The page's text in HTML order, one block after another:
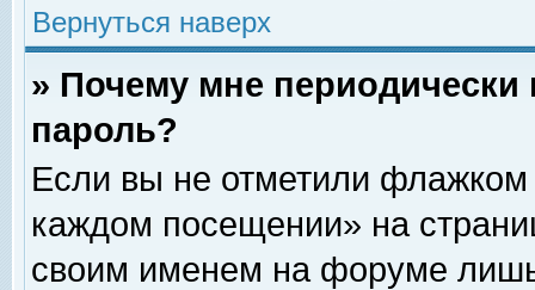
Вернуться наверх
» Почему мне
пароль?
Если вы не отметили флажком
каждом посещении» на
своим именем на форуме